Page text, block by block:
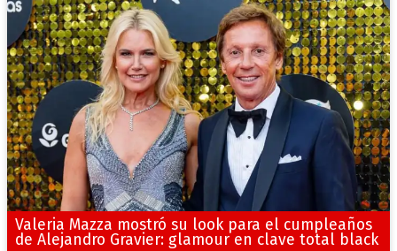
Valeria Mazza mostró su look para el cumpleaños
de Alejandro Gravier: glamour en clave total black